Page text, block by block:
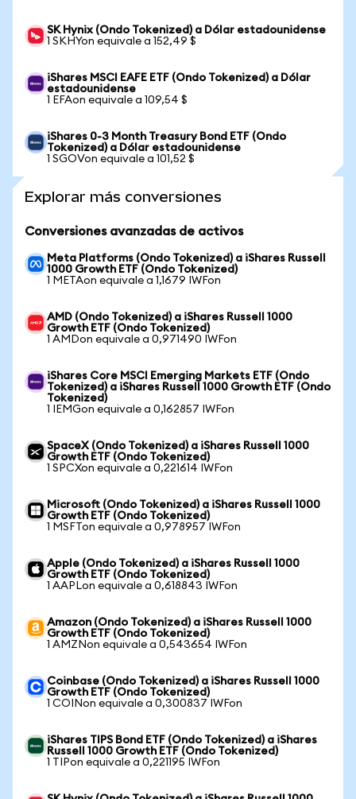
SK Hynix (Ondo Tokenized) a Dólar estadounidense
1 SKHYon equivale a 152,49 $
iShares MSCI EAFE ETF (Ondo Tokenized) a Dólar
estadounidense
1 EFAon equivale a 109,54 $
iShares 0-3 Month Treasury Bond ETF (Ondo
Tokenized) a Dólar estadounidense
1 SGOVon equivale a 101,52 $
Explorar más conversiones
Conversiones avanzadas de activos
Meta Platforms (Ondo Tokenized) a iShares Russell
1000 Growth ETF (Ondo Tokenized)
1 METAon equivale a 1,1679 IWFon
AMD (Ondo Tokenized) a iShares Russell 1000
Growth ETF (Ondo Tokenized)
1 AMDon equivale a 0,971490 IWFon
iShares Core MSCI Emerging Markets ETF (Ondo
Tokenized) a iShares Russell 1000 Growth ETF (Ondo
Tokenized)
1 IEMGon equivale a 0,162857 IWFon
SpaceX (Ondo Tokenized) a iShares Russell 1000
Growth ETF (Ondo Tokenized)
1 SPCXon equivale a 0,221614 IWFon
Microsoft (Ondo Tokenized) a iShares Russell 1000
Growth ETF (Ondo Tokenized)
1 MSFTon equivale a 0,978957 IWFon
Apple (Ondo Tokenized) a iShares Russell 1000
Growth ETF (Ondo Tokenized)
1 AAPLon equivale a 0,618843 IWFon
Amazon (Ondo Tokenized) a iShares Russell 1000
Growth ETF (Ondo Tokenized)
1 AMZNon equivale a 0,543654 IWFon
Coinbase (Ondo Tokenized) a iShares Russell 1000
Growth ETF (Ondo Tokenized)
1 COINon equivale a 0,300837 IWFon
iShares TIPS Bond ETF (Ondo Tokenized) a iShares
Russell 1000 Growth ETF (Ondo Tokenized)
1 TIPon equivale a 0,221195 IWFon